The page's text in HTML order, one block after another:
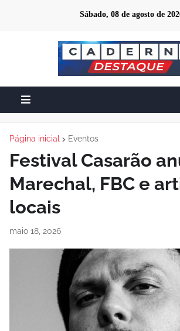
Sábado, 08 de agosto de
Página inicial Eventos
Festival Casarão
Marechal, FBC e
locais
maio 18, 2026